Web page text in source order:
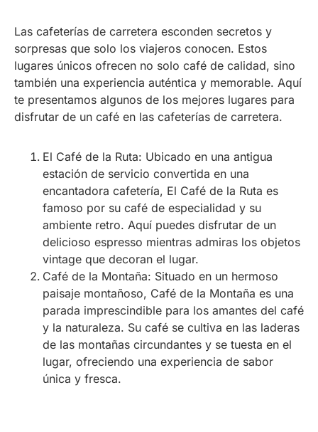
Las cafeterías de carretera esconden secretos y
sorpresas que solo los viajeros conocen. Estos
lugares únicos ofrecen no solo café de calidad, sino
también una experiencia auténtica y memorable. Aquí
te presentamos algunos de los mejores lugares para
disfrutar de un café en las cafeterías de carretera.
El Café de la Ruta: Ubicado en una antigua
estación de servicio convertida en una
encantadora cafetería, El Café de la Ruta es
famoso por su café de especialidad y su
ambiente retro. Aquí puedes disfrutar de un
delicioso espresso mientras admiras los objetos
vintage que decoran el lugar.
Café de la Montaña: Situado en un hermoso
paisaje montañoso, Café de la Montaña es una
parada imprescindible para los amantes del café
y la naturaleza. Su café se cultiva en las laderas
de las montañas circundantes y se tuesta en el
lugar, ofreciendo una experiencia de sabor
única y fresca.